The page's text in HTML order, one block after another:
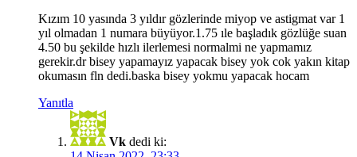
Kızım 10 yasında 3 yıldır gözlerinde miyop ve astigmat var 1
yıl olmadan 1 numara büyüyor.1.75 ıle başladık gözlüğe suan
4.50 bu şekilde hızlı ilerlemesi normalmi ne yapmamız
gerekir.dr bisey yapamayız yapacak bisey yok cok yakın kitap
okumasın fln dedi.baska bisey yokmu yapacak hocam
Yanıtla
Vk dedi ki: